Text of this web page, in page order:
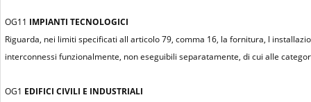
OG11 IMPIANTI TECNOLOGICI
Riguarda, nei limiti specificati all articolo 79, comma 16, la fornitura, l
interconnessi funzionalmente, non eseguibili separatamente, di cui alle
OG1 EDIFICI CIVILI E INDUSTRIALI